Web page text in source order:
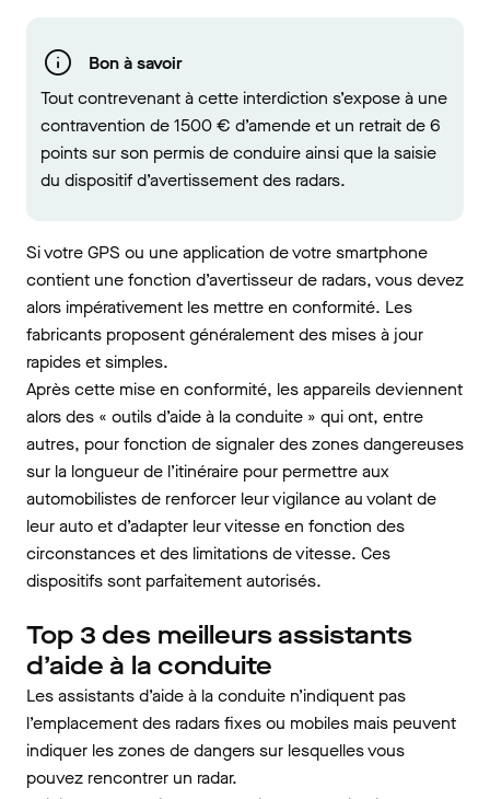
Bon à savoir
Tout contrevenant à cette interdiction s’expose à une
contravention de 1500 € d’amende et un retrait de 6
points sur son permis de conduire ainsi que la saisie
du dispositif d’avertissement des radars.
Si votre GPS ou une application de votre smartphone
contient une fonction d’avertisseur de radars, vous devez
alors impérativement les mettre en conformité. Les
fabricants proposent généralement des mises à jour
rapides et simples.
Après cette mise en conformité, les appareils deviennent
alors des « outils d’aide à la conduite » qui ont, entre
autres, pour fonction de signaler des zones dangereuses
sur la longueur de l’itinéraire pour permettre aux
automobilistes de renforcer leur vigilance au volant de
leur auto et d’adapter leur vitesse en fonction des
circonstances et des limitations de vitesse. Ces
dispositifs sont parfaitement autorisés.
Top 3 des meilleurs assistants
d’aide à la conduite
Les assistants d’aide à la conduite n’indiquent pas
l’emplacement des radars fixes ou mobiles mais peuvent
indiquer les zones de dangers sur lesquelles vous
pouvez rencontrer un radar.